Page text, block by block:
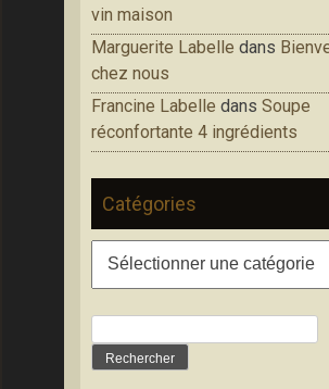
vin maison
Marguerite Labelle dans
chez nous
Francine Labelle dans Soupe
réconfortante 4 ingrédients
Catégories
Catégories